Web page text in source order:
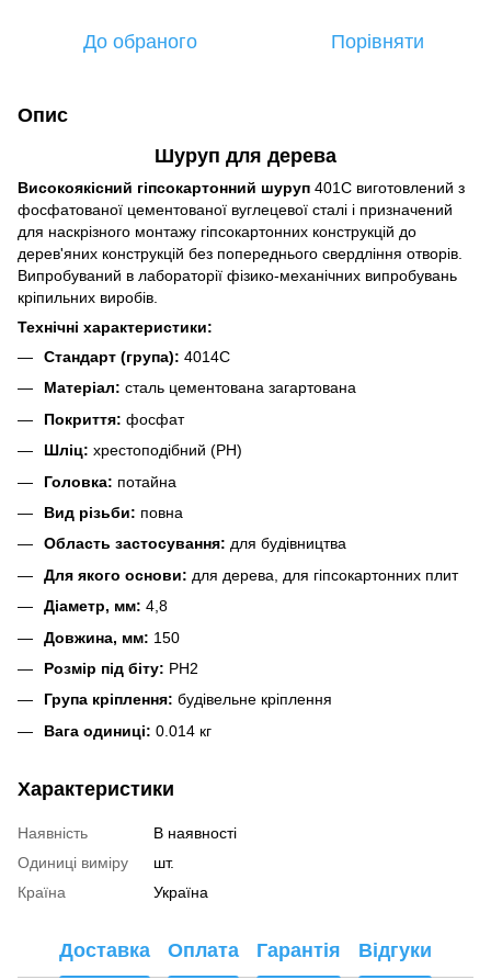
До обраного Порівняти
Опис
Шуруп для дерева
Високоякісний гіпсокартонний шуруп 401C виготовлений з
фосфатованої цементованої вуглецевої сталі і призначений
для наскрізного монтажу гіпсокартонних конструкцій до
дерев'яних конструкцій без попереднього свердління отворів.
Випробуваний в лабораторії фізико-механічних випробувань
кріпильних виробів.
Технічні характеристики:
Стандарт (група): 4014C
Матеріал: сталь цементована загартована
Покриття: фосфат
Шліц: хрестоподібний (PH)
Головка: потайна
Вид різьби: повна
Область застосування: для будівництва
Для якого основи: для дерева, для гіпсокартонних плит
Діаметр, мм: 4,8
Довжина, мм: 150
Розмір під біту: PH2
Група кріплення: будівельне кріплення
Вага одиниці: 0.014 кг
Характеристики
Наявність
В наявності
Одиниці виміру
шт.
Країна
Україна
Доставка Оплата Гарантія Відгуки